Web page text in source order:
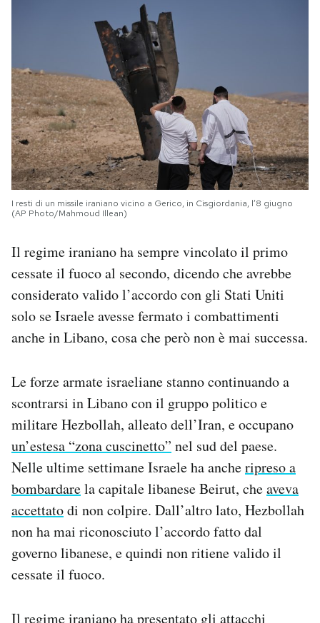
I resti di un missile iraniano vicino a Gerico, in Cisgiordania, l’8 giugno
(AP Photo/Mahmoud Illean)
Il regime iraniano ha sempre vincolato il primo
cessate il fuoco al secondo, dicendo che avrebbe
considerato valido l’accordo con gli Stati Uniti
solo se Israele avesse fermato i combattimenti
anche in Libano, cosa che però non è mai successa.
Le forze armate israeliane stanno continuando a
scontrarsi in Libano con il gruppo politico e
militare Hezbollah, alleato dell’Iran, e occupano
un’estesa “zona cuscinetto” nel sud del paese.
Nelle ultime settimane Israele ha ancheripreso a
bombardarela capitale libanese Beirut, cheaveva
accettatodi non colpire. Dall’altro lato, Hezbollah
non ha mai riconosciuto l’accordo fatto dal
governo libanese, e quindi non ritiene valido il
cessate il fuoco.
Il regime iraniano ha presentato gli attacchi